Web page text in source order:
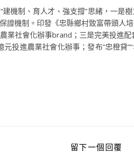
制、育人才、強支撐”思緒，一是
機制。印發《忠縣鄉村致富帶頭人
業社會化辦事brand；三是完美投進
投進農業社會化辦事；發布“忠橙貸
留下一個回覆